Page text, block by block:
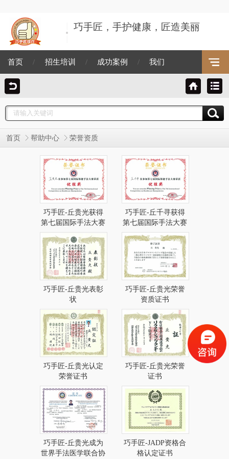
巧手匠，手护健康，匠造美丽
首页 / 招生培训 / 成功案例 / 我们
首页 帮助中心 荣誉资质
巧手匠-丘贵光获得
第七届国际手法大赛
优胜奖
巧手匠-丘千寻获得
第七届国际手法大赛
优胜奖
巧手匠-丘贵光表彰
状
巧手匠-丘贵光荣誉
资质证书
巧手匠-丘贵光认定
荣誉证书
巧手匠-丘贵光荣誉
证书
巧手匠-丘贵光成为
世界手法医学联合协
巧手匠-JADP资格合
格认定证书